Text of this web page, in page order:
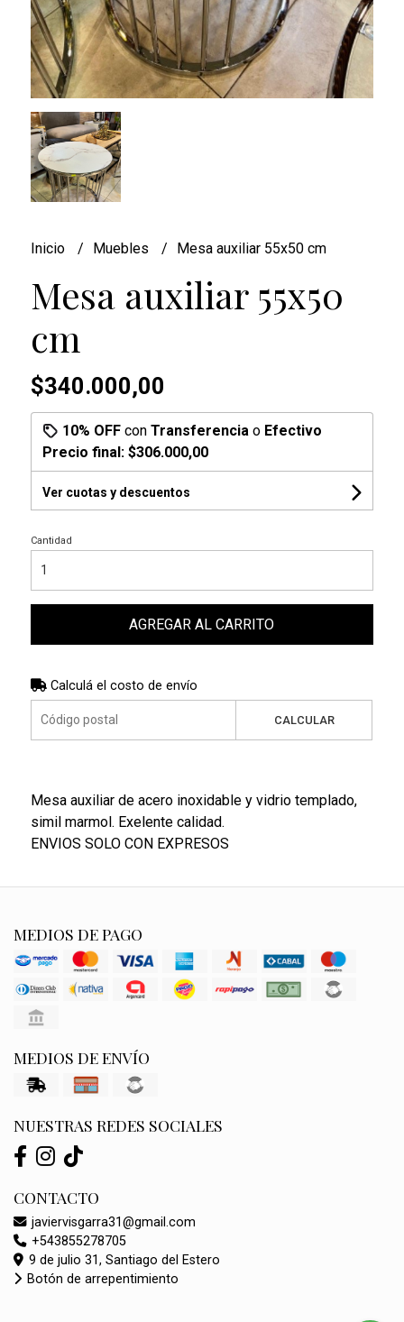
Inicio Muebles Mesa auxiliar 55x50 cm
Mesa auxiliar 55x50
cm
$340.000,00
10% OFFcon Transferencia o Efectivo
Precio final: $306.000,00
Ver cuotas y descuentos
Cantidad
AGREGAR AL CARRITO
Calculá el costo de envío
CALCULAR
Mesa auxiliar de acero inoxidable y vidrio templado,
simil marmol. Exelente calidad.
ENVIOS SOLO CON EXPRESOS
MEDIOS DE PAGO
MEDIOS DE ENVÍO
NUESTRAS REDES SOCIALES
CONTACTO
javiervisgarra31@gmail.com
+543855278705
9 de julio 31, Santiago del Estero
Botón de arrepentimiento